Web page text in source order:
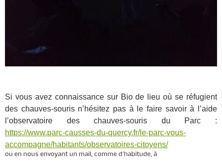
Si vous avez connaissance sur Bio de lieu où se réfugient
des chauves-souris n’hésitez pas à le faire savoir à l’aide
l’observatoire des chauves-souris du Parc :
https://www.parc-causses-du-quercy.fr/le-parc-vous-
accompagne/habitants/observatoires-citoyens/
ou en nous envoyant un mail, comme d'habitude, à